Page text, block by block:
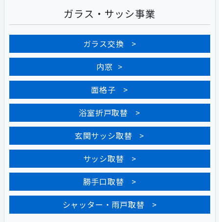
ガラス・サッシ事業
ガラス交換
内窓
面格子
浴室折戸取替
玄関サッシ取替
サッシ取替
勝手口取替
シャッター・雨戸取替